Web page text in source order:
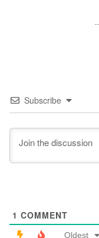
Subscribe
1 COMMENT
Oldest